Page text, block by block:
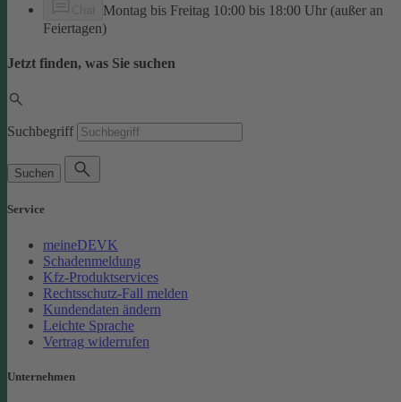
Montag bis Freitag 10:00 bis 18:00 Uhr (außer an
Feiertagen)
Jetzt finden, was Sie suchen
Suchbegriff
Suchen
Service
meineDEVK
Schadenmeldung
Kfz-Produktservices
Rechtsschutz-Fall melden
Kundendaten ändern
Leichte Sprache
Vertrag widerrufen
Unternehmen